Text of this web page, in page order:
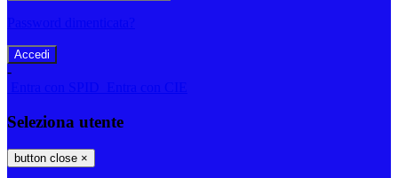
-
Seleziona utente
button close ×